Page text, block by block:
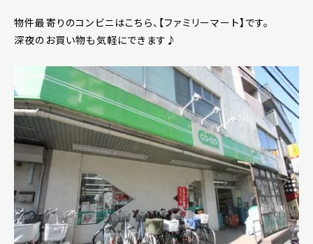
物件最寄りのコンビニはこちら、【ファミリーマート】です。
深夜のお買い物も気軽にできます♪